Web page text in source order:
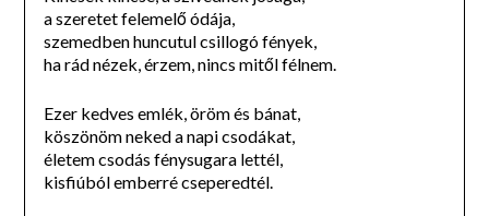
a szeretet felemelő ódája,
szemedben huncutul csillogó fények,
ha rád nézek, érzem, nincs mitől félnem.
Ezer kedves emlék, öröm és bánat,
köszönöm neked a napi csodákat,
életem csodás fénysugara lettél,
kisfiúból emberré cseperedtél.